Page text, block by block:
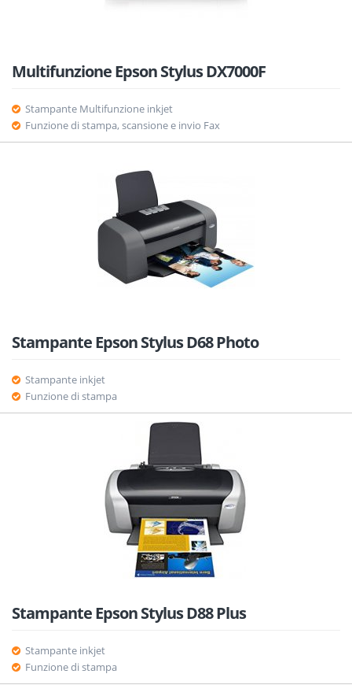
Multifunzione Epson Stylus DX7000F
Stampante Multifunzione inkjet
Funzione di stampa, scansione e invio Fax
Stampante Epson Stylus D68 Photo
Stampante inkjet
Funzione di stampa
Stampante Epson Stylus D88 Plus
Stampante inkjet
Funzione di stampa